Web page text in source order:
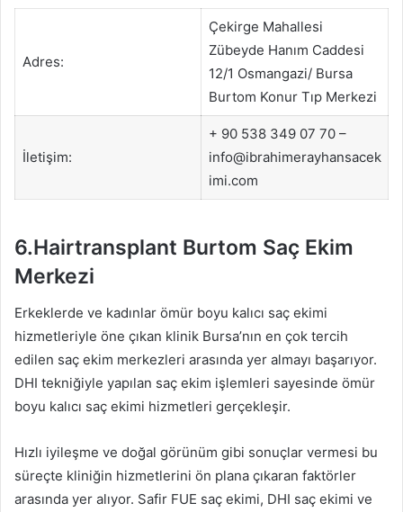
Adres:
Çekirge Mahallesi
Zübeyde Hanım Caddesi
12/1 Osmangazi/ Bursa
Burtom Konur Tıp Merkezi
İletişim:
+ 90 538 349 07 70 –
info@ibrahimerayhansacek
imi.com
6.Hairtransplant Burtom Saç Ekim
Merkezi
Erkeklerde ve kadınlar ömür boyu kalıcı saç ekimi
hizmetleriyle öne çıkan klinik Bursa’nın en çok tercih
edilen saç ekim merkezleri arasında yer almayı başarıyor.
DHI tekniğiyle yapılan saç ekim işlemleri sayesinde ömür
boyu kalıcı saç ekimi hizmetleri gerçekleşir.
Hızlı iyileşme ve doğal görünüm gibi sonuçlar vermesi bu
süreçte kliniğin hizmetlerini ön plana çıkaran faktörler
arasında yer alıyor. Safir FUE saç ekimi, DHI saç ekimi ve